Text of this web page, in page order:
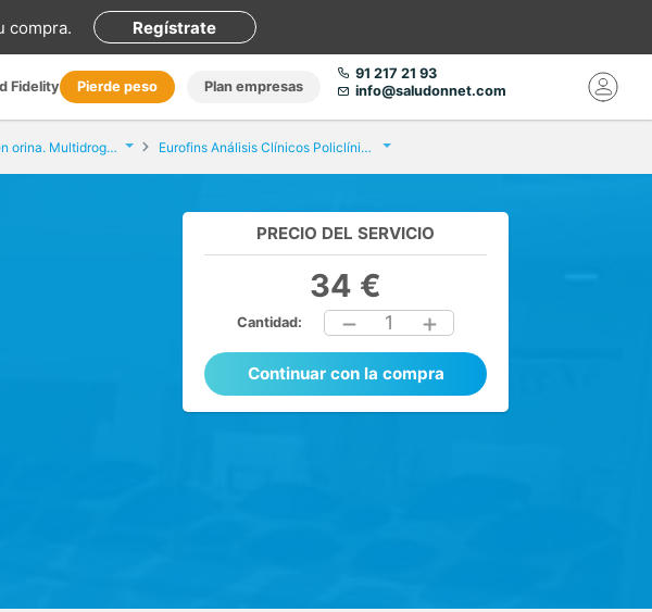
compra. Regístrate
Fidelity Pierde peso Plan empresas
91 217 21 93
info@saludonnet.com
Test de drogas en orina. Multidrogas Eurofins Análisis Clínicos Policlínic Sabadell
PRECIO DEL SERVICIO
34 €
Cantidad: 1
Continuar con la compra